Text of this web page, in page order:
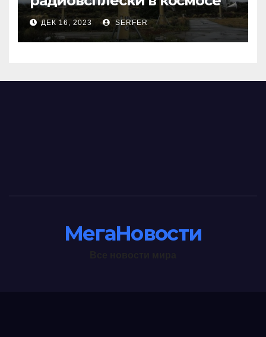
сделались все более
странными
ДЕК 16, 2023 SERFER
МегаНовости